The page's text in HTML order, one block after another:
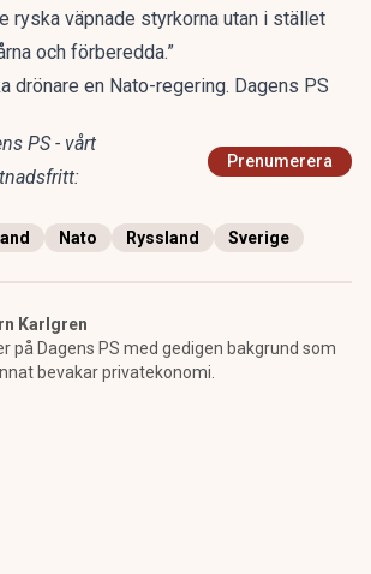
ryska väpnade styrkorna utan i stället
och förberedda.”
drönare en Nato-regering. Dagens PS
PS - vårt
Prenumerera
Nato Ryssland Sverige
Karlgren
på Dagens PS med gedigen bakgrund som
bevakar privatekonomi.